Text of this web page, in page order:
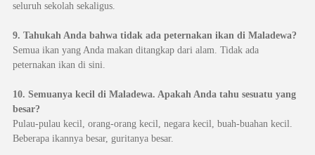
seluruh sekolah sekaligus.
9. Tahukah Anda bahwa tidak ada peternakan ikan di Maladewa?
Semua ikan yang Anda makan ditangkap dari alam. Tidak ada
peternakan ikan di sini.
10. Semuanya kecil di Maladewa. Apakah Anda tahu sesuatu yang
besar?
Pulau-pulau kecil, orang-orang kecil, negara kecil, buah-buahan kecil.
Beberapa ikannya besar, guritanya besar.